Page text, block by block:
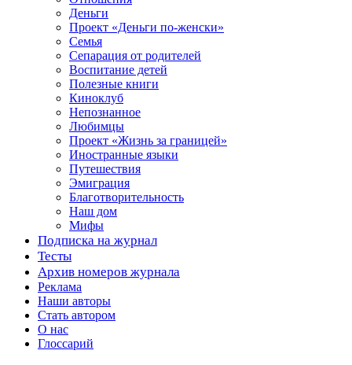
Деньги
Проект «Деньги по-женски»
Семья
Сепарация от родителей
Воспитание детей
Полезные книги
Киноклуб
Непознанное
Любимцы
Проект «Жизнь за границей»
Иностранные языки
Путешествия
Эмиграция
Благотворительность
Наш дом
Мифы
Подписка на журнал
Тесты
Архив номеров журнала
Реклама
Наши авторы
Стать автором
О нас
Глоссарий